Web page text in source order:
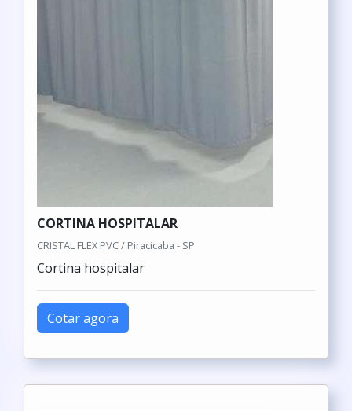
CORTINA HOSPITALAR
CRISTAL FLEX PVC / Piracicaba - SP
Cortina hospitalar
Cotar agora